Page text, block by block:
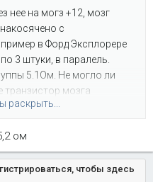
нее на могз +12, мозг
с
в Форд Эксплорере
3 штуки, в паралель.
5.1Ом. Не могло ли
транзистор мозга
сопротивление
раскрыть...
ом
чтобы здесь